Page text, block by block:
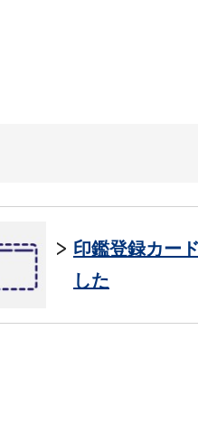
印鑑登録カー
した